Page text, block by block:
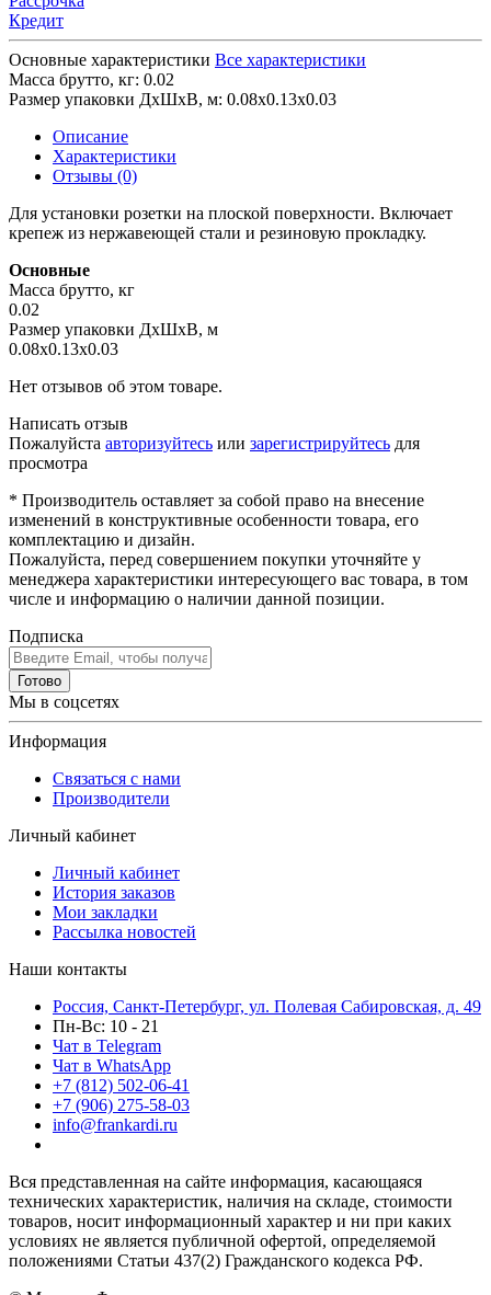
Кредит
Основные характеристики Все характеристики
Масса брутто, кг: 0.02
Размер упаковки ДхШхВ, м: 0.08x0.13x0.03
Описание
Характеристики
Отзывы (0)
Для установки розетки на плоской поверхности. Включает
крепеж из нержавеющей стали и резиновую прокладку.
Основные
Масса брутто, кг
0.02
Размер упаковки ДхШхВ, м
0.08x0.13x0.03
Нет отзывов об этом товаре.
Написать отзыв
Пожалуйста авторизуйтесь или зарегистрируйтесь для
просмотра
* Производитель оставляет за собой право на внесение
изменений в конструктивные особенности товара, его
комплектацию и дизайн.
Пожалуйста, перед совершением покупки уточняйте у
менеджера характеристики интересующего вас товара, в том
числе и информацию о наличии данной позиции.
Подписка
Готово
Мы в соцсетях
Информация
Связаться с нами
Производители
Личный кабинет
Личный кабинет
История заказов
Мои закладки
Рассылка новостей
Наши контакты
Россия, Санкт-Петербург, ул. Полевая Сабировская, д. 49
Пн-Вс: 10 - 21
Чат в Telegram
Чат в WhatsApp
+7 (812) 502-06-41
+7 (906) 275-58-03
info@frankardi.ru
Вся представленная на сайте информация, касающаяся
технических характеристик, наличия на складе, стоимости
товаров, носит информационный характер и ни при каких
условиях не является публичной офертой, определяемой
положениями Статьи 437(2) Гражданского кодекса РФ.